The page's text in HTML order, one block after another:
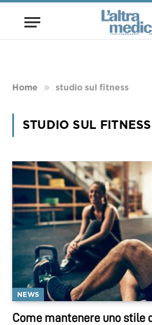
Home » studio sul fitness
STUDIO SUL FITNESS
NEWS
Come mantenere uno stile